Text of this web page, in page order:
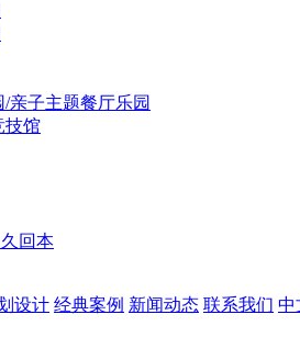
亲子主题餐厅乐园
技馆
回本
设计 经典案例 新闻动态 联系我们 中